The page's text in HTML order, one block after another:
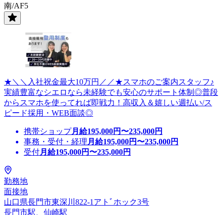
南/AF5
★＼＼入社祝金最大10万円／／★スマホのご案内スタッフ♪
実績豊富なシエロなら未経験でも安心のサポート体制◎普段
からスマホを使ってれば即戦力！高収入＆嬉しい週払い/ス
ピード採用・WEB面談◎
携帯ショップ月給195,000円〜235,000円
事務・受付・経理 月給195,000円〜235,000円
受付月給195,000円〜235,000円
勤務地
面接地
山口県長門市東深川822-1アトﾞホック3号
長門市駅、仙崎駅